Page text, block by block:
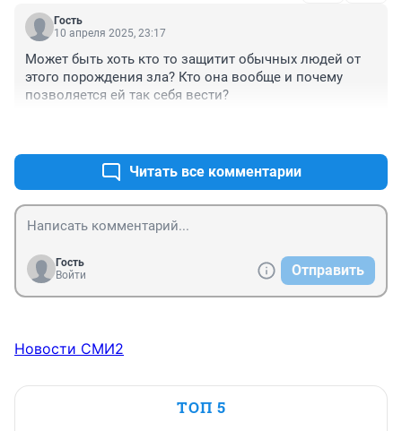
Гость
10 апреля 2025, 23:17
Может быть хоть кто то защитит обычных людей от
этого порождения зла? Кто она вообще и почему
позволяется ей так себя вести?
Читать все комментарии
Гость
Войти
Отправить
Новости СМИ2
ТОП 5